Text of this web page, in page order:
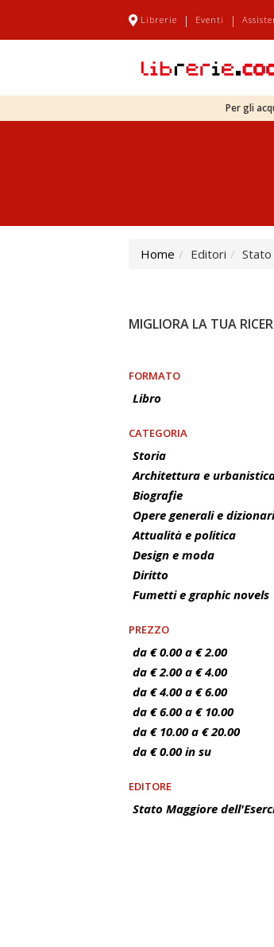
Librerie | Eventi |
Per gli
Home Editori
MIGLIORA LA TUA
FORMATO
Libro
CATEGORIA
Storia
Architettura e
Biografie
Opere generali e dizionari
Attualità e politica
Design e moda
Diritto
Fumetti e graphic novels
PREZZO
da € 0.00 a € 2.00
da € 2.00 a € 4.00
da € 4.00 a € 6.00
da € 6.00 a € 10.00
da € 10.00 a € 20.00
da € 0.00 in su
EDITORE
Stato Maggiore